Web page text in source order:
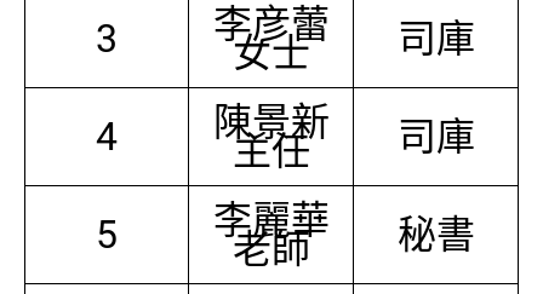
3 李彦蕾
女士 司庫
4 陳景新
主任 司庫
5 李麗華
老師 秘書